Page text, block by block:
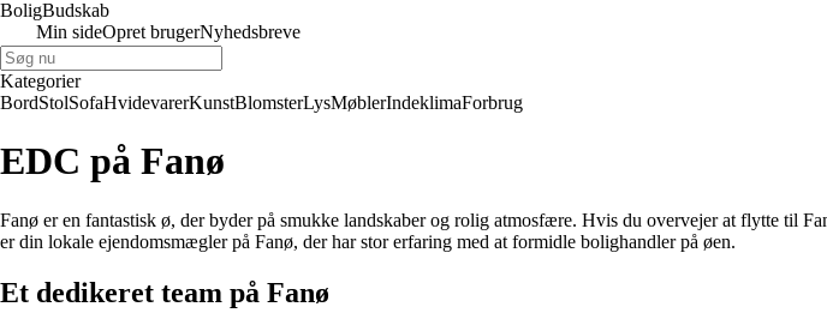
BoligBudskab
Min sideOpret brugerNyhedsbreve
Kategorier
BordStolSofaHvidevarerKunstBlomsterLysMøblerIndeklimaForbrug
EDC på Fanø
Fanø er en fantastisk ø, der byder på smukke landskaber og rolig atmosfære. Hvis du overvejer at flytte til
er din lokale ejendomsmægler på Fanø, der har stor erfaring med at formidle bolighandler på øen.
Et dedikeret team på Fanø